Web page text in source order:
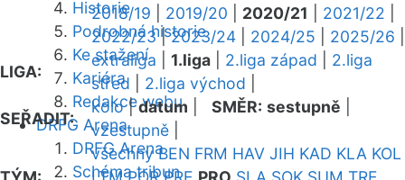
Historie
Podrobná historie
Ke stažení
Kariéra
Redakce webu
DRFG Arena
DRFG Arena
Schéma tribun
2018/19
2019/20 2020/21 2021/22
2022/23|2023/24 2024/25 2025/26
LIGA:
extraliga 1.liga 2.liga západ
2.liga
střed
2.liga východ
SEŘADIT:
kolo|datum SMĚR: sestupně
vzestupně
všechny BEN FRM HAV JIH KAD KLA KOL